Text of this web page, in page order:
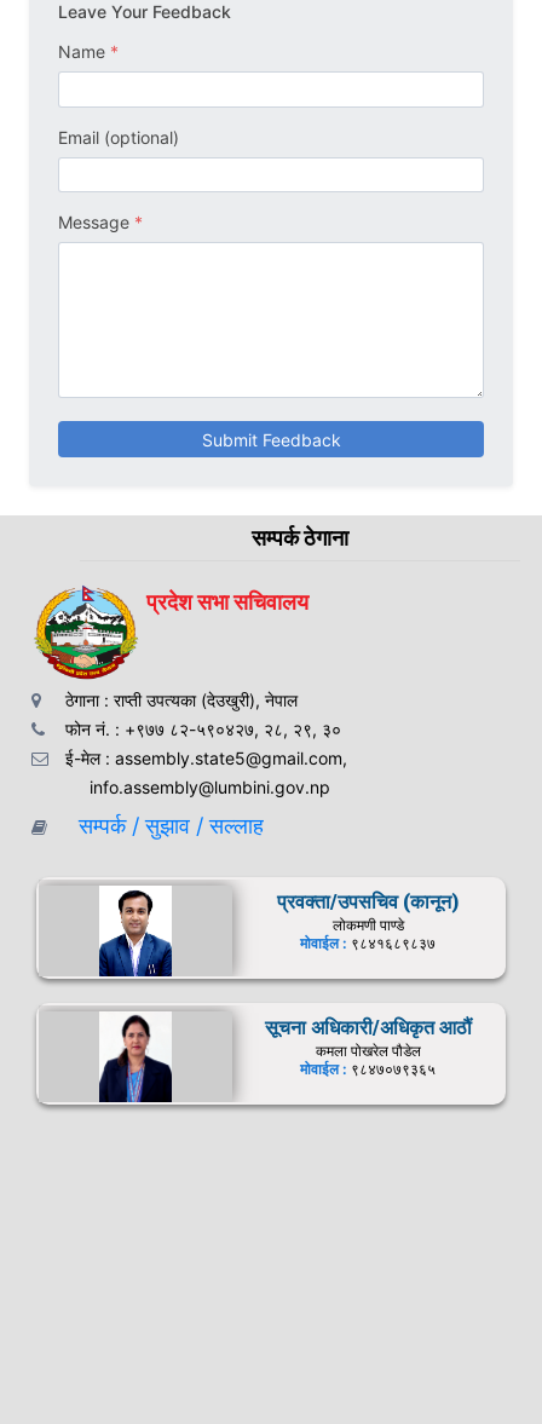
Leave Your Feedback
Name *
Email (optional)
Message *
Submit Feedback
सम्पर्क ठेगाना
प्रदेश सभा सचिवालय
ठेगाना : राप्ती उपत्यका (देउखुरी), नेपाल
फोन नं. : +९७७ ८२-५९०४२७, २८, २९, ३०
ई-मेल : assembly.state5@gmail.com,
info.assembly@lumbini.gov.np
सम्पर्क / सुझाव / सल्लाह
प्रवक्ता/उपसचिव (कानून)
लोकमणी पाण्डे
मोवाईल : ९८४१६८९८३७
सूचना अधिकारी/अधिकृत आठौं
कमला पोखरेल पौडेल
मोवाईल : ९८४७०७९३६५